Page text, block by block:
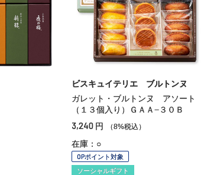
ビスキュイテリエ ブルトンヌ
ガレット・ブルトンヌ アソート
（１３個入り）ＧＡＡ−３０Ｂ
3,240 円 （8%税込）
在庫：○
OPポイント対象
ソーシャルギフト